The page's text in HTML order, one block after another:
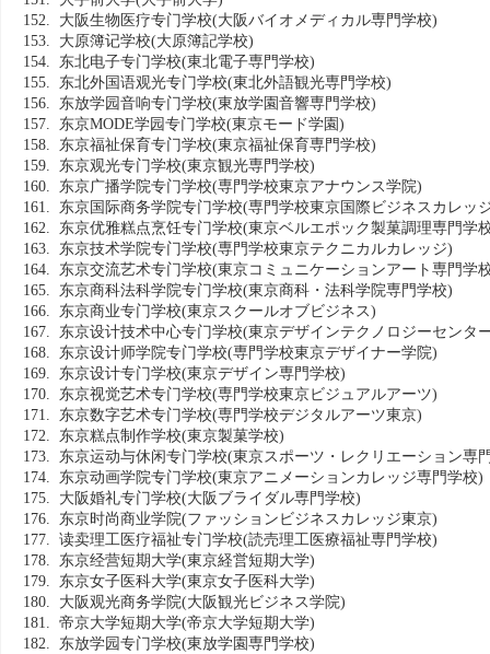
152. 大阪生物医疗专门学校(大阪バイオメディカル専門学校)
153. 大原簿记学校(大原簿記学校)
154. 东北电子专门学校(東北電子専門学校)
155. 东北外国语观光专门学校(東北外語観光専門学校)
156. 东放学园音响专门学校(東放学園音響専門学校)
157. 东京MODE学园专门学校(東京モード学園)
158. 东京福祉保育专门学校(東京福祉保育専門学校)
159. 东京观光专门学校(東京観光専門学校)
160. 东京广播学院专门学校(専門学校東京アナウンス学院)
161. 东京国际商务学院专门学校(専門学校東京国際ビジネスカレッ
162. 东京优雅糕点烹饪专门学校(東京ベルエポック製菓調理専門学
163. 东京技术学院专门学校(専門学校東京テクニカルカレッジ)
164. 东京交流艺术专门学校(東京コミュニケーションアート専門学
165. 东京商科法科学院专门学校(東京商科・法科学院専門学校)
166. 东京商业专门学校(東京スクールオブビジネス)
167. 东京设计技术中心专门学校(東京デザインテクノロジーセンタ
168. 东京设计师学院专门学校(専門学校東京デザイナー学院)
169. 东京设计专门学校(東京デザイン専門学校)
170. 东京视觉艺术专门学校(専門学校東京ビジュアルアーツ)
171. 东京数字艺术专门学校(専門学校デジタルアーツ東京)
172. 东京糕点制作学校(東京製菓学校)
173. 东京运动与休闲专门学校(東京スポーツ・レクリエーション専
174. 东京动画学院专门学校(東京アニメーションカレッジ専門学校)
175. 大阪婚礼专门学校(大阪ブライダル専門学校)
176. 东京时尚商业学院(ファッションビジネスカレッジ東京)
177. 读卖理工医疗福祉专门学校(読売理工医療福祉専門学校)
178. 东京经营短期大学(東京経営短期大学)
179. 东京女子医科大学(東京女子医科大学)
180. 大阪观光商务学院(大阪観光ビジネス学院)
181. 帝京大学短期大学(帝京大学短期大学)
182. 东放学园专门学校(東放学園専門学校)